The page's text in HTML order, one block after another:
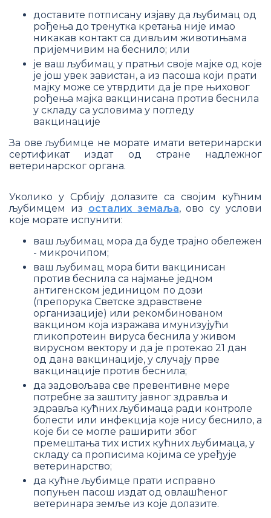
доставите потписану изјаву да љубимац од
рођења до тренутка кретања није имао
никакав контакт са дивљим животињама
пријемчивим на беснило; или
је ваш љубимац у пратњи своје мајке од које
је још увек завистан, а из пасоша који прати
мајку може се утврдити да је пре њиховог
рођења мајка вакцинисaнa против беснила
у складу са условима у погледу
вакцинације
За ове љубимце не морате имати ветеринарски
сертификат издат од стране надлежног
ветеринарског органа.
Уколико у Србију долазите са својим кућним
љубимцем из осталих земаља, ово су услови
које морате испунити:
ваш љубимац мора да буде трајно обележен
- микрочипом;
ваш љубимац мора бити вакцинисан
против беснила са најмање једном
антигенском јединицом по дози
(препорука Светске здравствене
организације) или рекомбинованом
вакцином која изражава имунизујући
гликопротеин вируса беснила у живом
вирусном вектору и да је протекао 21 дан
од дана вакцинације, у случају прве
вакцинације против беснила;
да задовољава све превентивне мере
потребне за заштиту јавног здравља и
здравља кућних љубимаца ради контроле
болести или инфекција које нису беснило, а
које би се могле раширити због
премештања тих истих кућних љубимаца, у
складу са прописима којима се уређује
ветеринарство;
да кућне љубимце прати исправно
попуњен пасош издат од овлашћеног
ветеринара земље из које долазите.